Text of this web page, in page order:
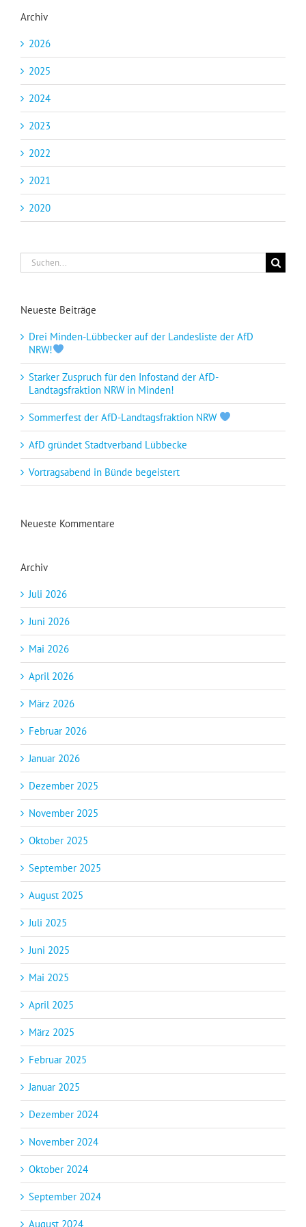
Archiv
2026
2025
2024
2023
2022
2021
2020
Suche
nach:
Neueste Beiträge
Drei Minden-Lübbecker auf der Landesliste der AfD
NRW!
Starker Zuspruch für den Infostand der AfD-
Landtagsfraktion NRW in Minden!
Sommerfest der AfD-Landtagsfraktion NRW
AfD gründet Stadtverband Lübbecke
Vortragsabend in Bünde begeistert
Neueste Kommentare
Archiv
Juli 2026
Juni 2026
Mai 2026
April 2026
März 2026
Februar 2026
Januar 2026
Dezember 2025
November 2025
Oktober 2025
September 2025
August 2025
Juli 2025
Juni 2025
Mai 2025
April 2025
März 2025
Februar 2025
Januar 2025
Dezember 2024
November 2024
Oktober 2024
September 2024
August 2024